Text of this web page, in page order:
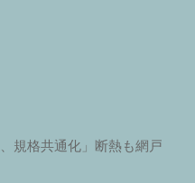
規格共通化」断熱も網戸